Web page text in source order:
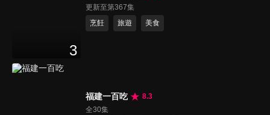
3
更新至第367集
烹飪
旅遊 美食
福建一百吃
8.3
全30集